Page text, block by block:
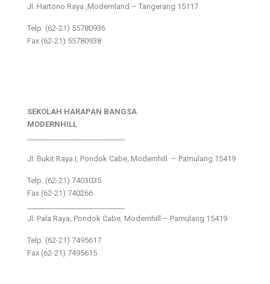
Jl. Hartono Raya ,Modernland – Tangerang 15117
Telp. (62-21) 55780936
Fax (62-21) 55780938
SEKOLAH HARAPAN BANGSA
MODERNHILL
Jl. Bukit Raya I, Pondok Cabe, Modernhill – Pamulang 15419
Telp. (62-21) 7403035
Fax (62-21) 740266
Jl. Pala Raya, Pondok Cabe, Modernhill – Pamulang 15419
Telp. (62-21) 7495617
Fax (62-21) 7495615